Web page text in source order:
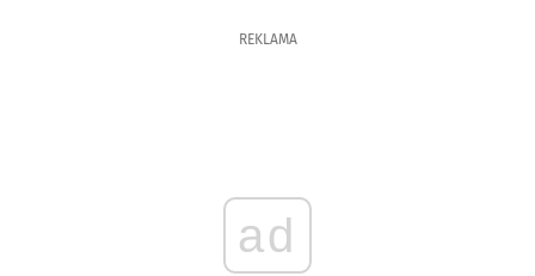
REKLAMA
ad